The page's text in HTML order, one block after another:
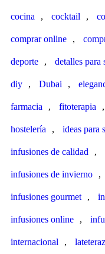
cocina , cocktail ,
comprar online ,
deporte , detalles para
diy , Dubai ,
farmacia , fitoterapia ,
hostelería , ideas para
infusiones de calidad ,
infusiones de invierno ,
infusiones gourmet ,
infusiones online ,
internacional ,